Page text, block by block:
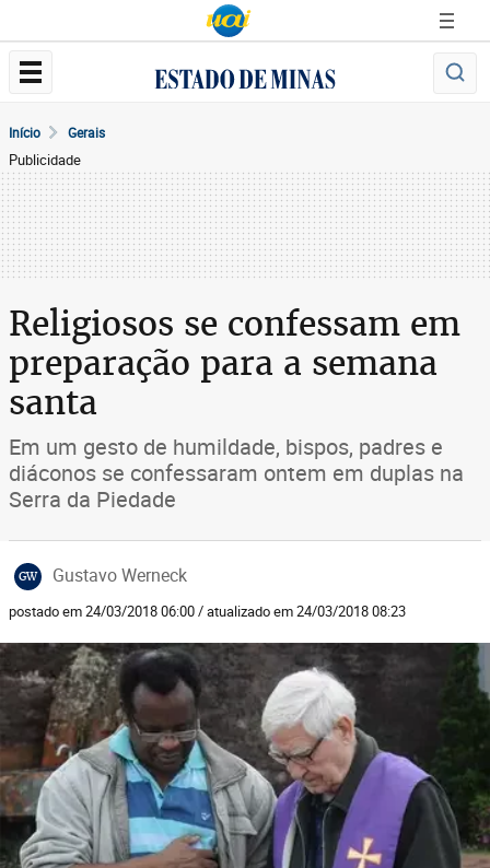
Início Gerais
Publicidade
Religiosos se confessam em
preparação para a semana
santa
Em um gesto de humildade, bispos, padres e
diáconos se confessaram ontem em duplas na
Serra da Piedade
GW Gustavo Werneck
postado em 24/03/2018 06:00 / atualizado em 24/03/2018 08:23